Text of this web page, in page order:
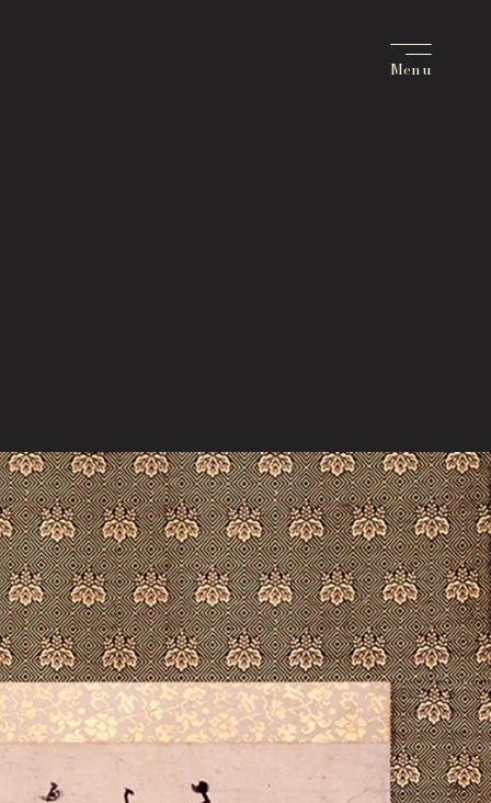
Us
ついて
@tokugawa_artmuseum
@tokubi_museumshop
オンラインショップ